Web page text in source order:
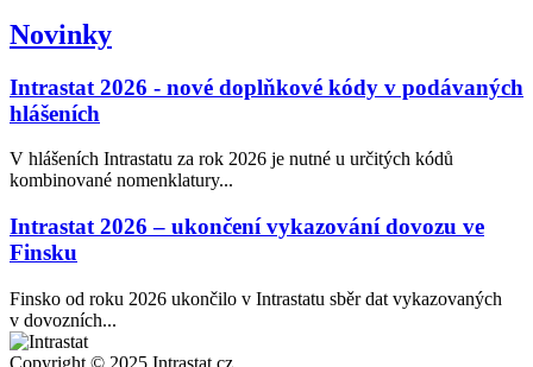
Novinky
Intrastat 2026 - nové doplňkové kódy v podávaných
hlášeních
V hlášeních Intrastatu za rok 2026 je nutné u určitých kódů
kombinované nomenklatury...
Intrastat 2026 – ukončení vykazování dovozu ve
Finsku
Finsko od roku 2026 ukončilo v Intrastatu sběr dat vykazovaných
v dovozních...
Copyright © 2025 Intrastat.cz